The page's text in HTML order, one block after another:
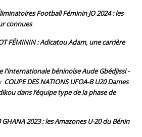
Football Féminin JO 2024 : les
connues
FÉMININ : Adicatou Adam, une carrière
l'internationale béninoise Aude Gbédjissi -
COUPE DES NATIONS UFOA-B U20 Dames
dans l’équipe type de la phase de
GHANA 2023 : les Amazones U-20 du Bénin